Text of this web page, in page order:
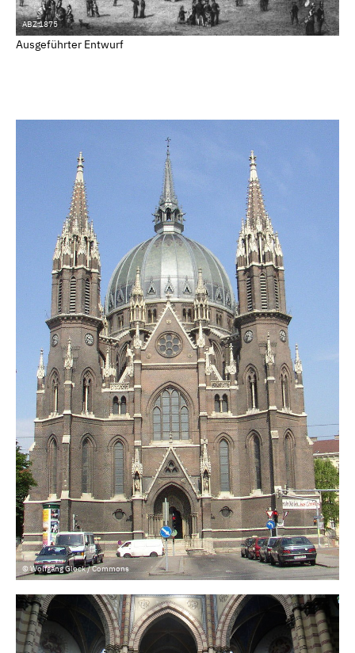
ABZ 1875
Ausgeführter Entwurf
© Wolfgang Glock / Commons